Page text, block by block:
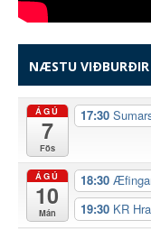
NÆSTU VIÐBURÐIR
ÁGÚ
7
Fös
17:30
ÁGÚ
10
Mán
18:30
19:30 KR